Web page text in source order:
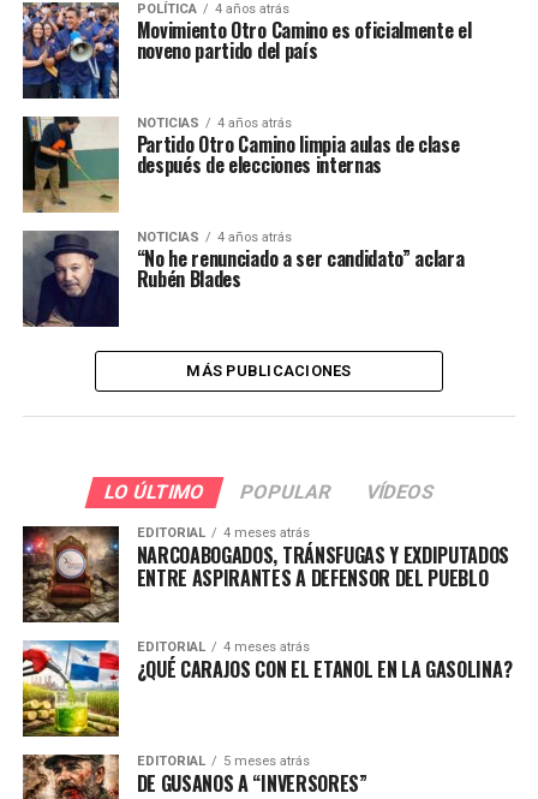
POLÍTICA 4 años atrás
Movimiento Otro Camino es oficialmente el
noveno partido del país
NOTICIAS 4 años atrás
Partido Otro Camino limpia aulas de clase
después de elecciones internas
NOTICIAS 4 años atrás
“No he renunciado a ser candidato” aclara
Rubén Blades
MÁS PUBLICACIONES
LO ÚLTIMO POPULAR VÍDEOS
EDITORIAL 4 meses atrás
NARCOABOGADOS, TRÁNSFUGAS Y EXDIPUTADOS
ENTRE ASPIRANTES A DEFENSOR DEL PUEBLO
EDITORIAL 4 meses atrás
¿QUÉ CARAJOS CON EL ETANOL EN LA GASOLINA?
EDITORIAL 5 meses atrás
DE GUSANOS A “INVERSORES”